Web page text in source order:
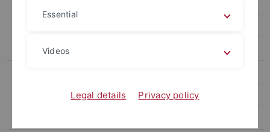
Historischer Lesesaal
Essential
Videos
Legal details Privacy policy